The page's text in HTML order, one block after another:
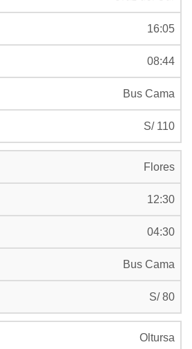
16:05
08:44
Bus Cama
S/ 110
Flores
12:30
04:30
Bus Cama
S/ 80
Oltursa